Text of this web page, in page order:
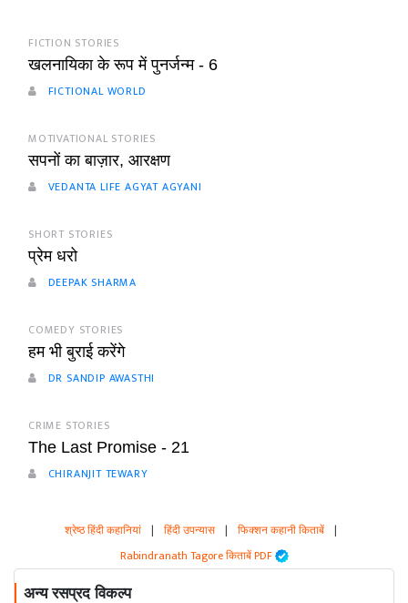
FICTION STORIES
खलनायिका के रूप में पुनर्जन्म - 6
FICTIONAL WORLD
MOTIVATIONAL STORIES
सपनों का बाज़ार, आरक्षण
VEDANTA LIFE AGYAT AGYANI
SHORT STORIES
प्रेम धरो
DEEPAK SHARMA
COMEDY STORIES
हम भी बुराई करेंगे
DR SANDIP AWASTHI
CRIME STORIES
The Last Promise - 21
CHIRANJIT TEWARY
श्रेष्ठ हिंदी कहानियां | हिंदी उपन्यास | फिक्शन कहानी किताबें |
Rabindranath Tagore किताबें PDF
अन्य रसप्रद विकल्प